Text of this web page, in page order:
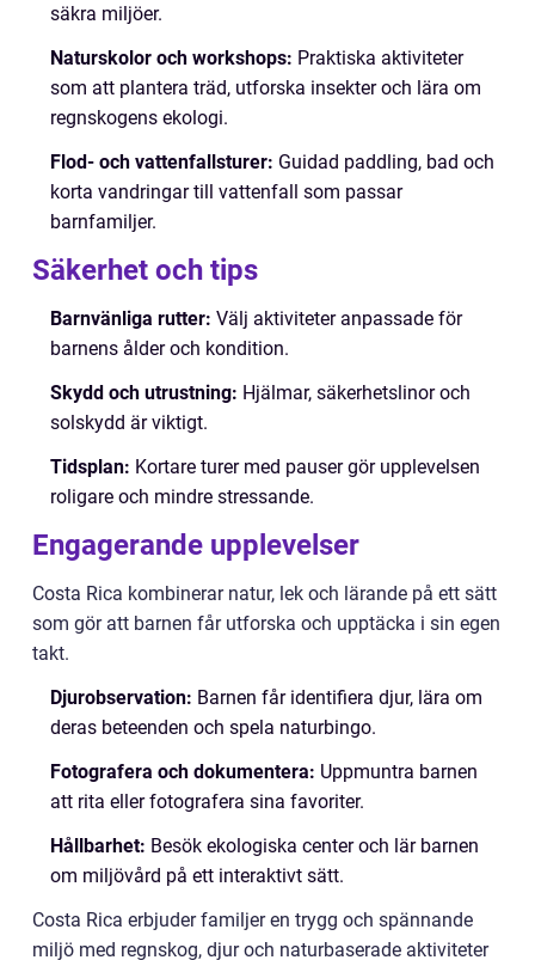
säkra miljöer.
Naturskolor och workshops: Praktiska aktiviteter
som att plantera träd, utforska insekter och lära om
regnskogens ekologi.
Flod- och vattenfallsturer: Guidad paddling, bad och
korta vandringar till vattenfall som passar
barnfamiljer.
Säkerhet och tips
Barnvänliga rutter: Välj aktiviteter anpassade för
barnens ålder och kondition.
Skydd och utrustning: Hjälmar, säkerhetslinor och
solskydd är viktigt.
Tidsplan: Kortare turer med pauser gör upplevelsen
roligare och mindre stressande.
Engagerande upplevelser
Costa Rica kombinerar natur, lek och lärande på ett sätt
som gör att barnen får utforska och upptäcka i sin egen
takt.
Djurobservation: Barnen får identifiera djur, lära om
deras beteenden och spela naturbingo.
Fotografera och dokumentera: Uppmuntra barnen
att rita eller fotografera sina favoriter.
Hållbarhet: Besök ekologiska center och lär barnen
om miljövård på ett interaktivt sätt.
Costa Rica erbjuder familjer en trygg och spännande
miljö med regnskog, djur och naturbaserade aktiviteter